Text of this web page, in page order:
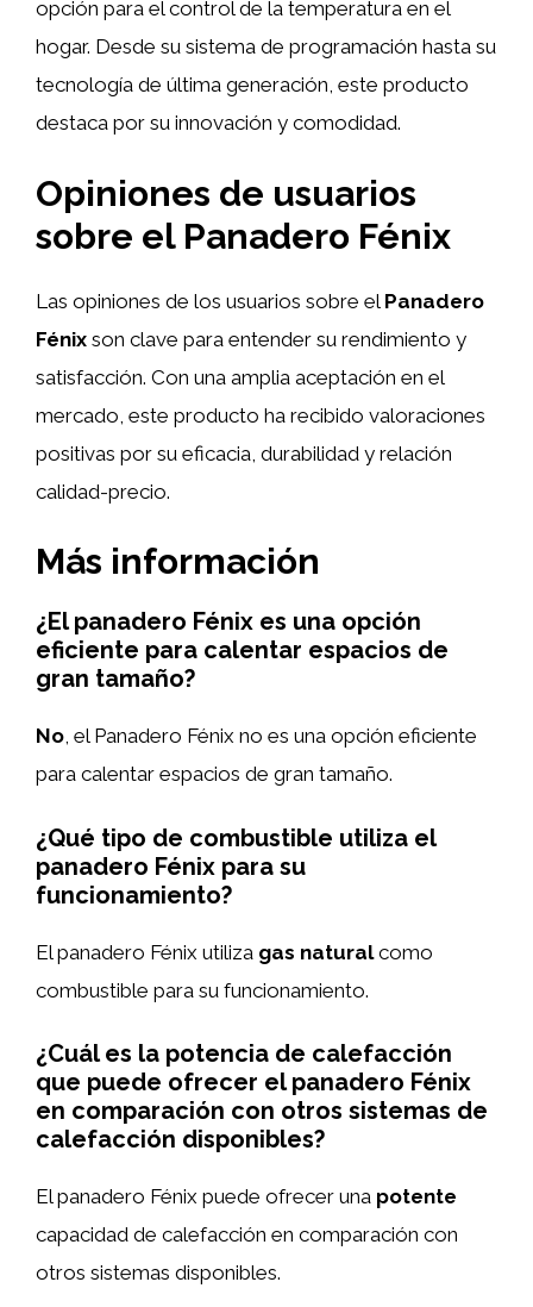
opción para el control de la temperatura en el
hogar. Desde su sistema de programación hasta su
tecnología de última generación, este producto
destaca por su innovación y comodidad.
Opiniones de usuarios
sobre el Panadero Fénix
Las opiniones de los usuarios sobre el Panadero
Fénix son clave para entender su rendimiento y
satisfacción. Con una amplia aceptación en el
mercado, este producto ha recibido valoraciones
positivas por su eficacia, durabilidad y relación
calidad-precio.
Más información
¿El panadero Fénix es una opción
eficiente para calentar espacios de
gran tamaño?
No, el Panadero Fénix no es una opción eficiente
para calentar espacios de gran tamaño.
¿Qué tipo de combustible utiliza el
panadero Fénix para su
funcionamiento?
El panadero Fénix utiliza gas naturalcomo
combustible para su funcionamiento.
¿Cuál es la potencia de calefacción
que puede ofrecer el panadero Fénix
en comparación con otros sistemas de
calefacción disponibles?
El panadero Fénix puede ofrecer una potente
capacidad de calefacción en comparación con
otros sistemas disponibles.